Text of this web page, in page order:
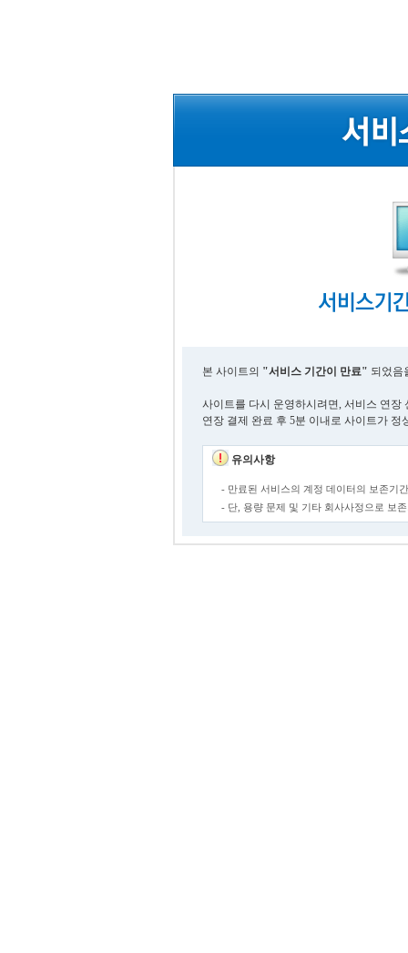
본 사이트의 "서비스 기간이 만료" 되었음
사이트를 다시 운영하시려면, 서비스 연장
연장 결제 완료 후 5분 이내로 사이트가 정
유의사항
- 만료된 서비스의 계정 데이터의 보존기
- 단, 용량 문제 및 기타 회사사정으로 보